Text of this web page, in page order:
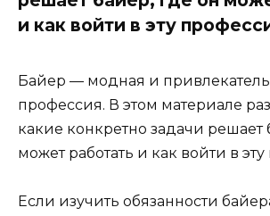
и как войти в эту
Байер — модная и
профессия. В этом материале
какие конкретно задачи решает
может работать и как войти в
Если изучить обязанности